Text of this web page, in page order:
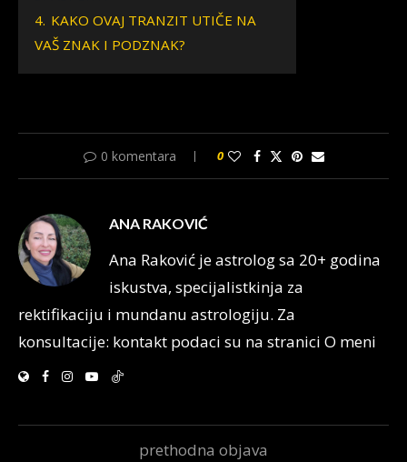
4. KAKO OVAJ TRANZIT UTIČE NA
VAŠ ZNAK I PODZNAK?
0 komentara 0
ANA RAKOVIĆ
Ana Raković je astrolog sa 20+ godina
iskustva, specijalistkinja za
rektifikaciju i mundanu astrologiju. Za
konsultacije: kontakt podaci su na stranici O meni
prethodna objava